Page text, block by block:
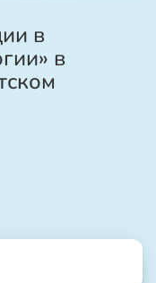
в
в